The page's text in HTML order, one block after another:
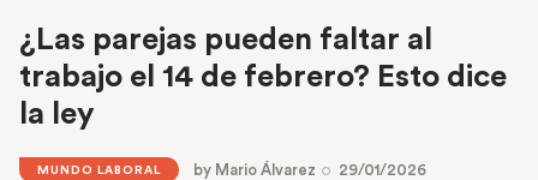
¿Las parejas pueden faltar al
trabajo el 14 de febrero? Esto dice
la ley
MUNDO LABORAL by Mario Álvarez 29/01/2026